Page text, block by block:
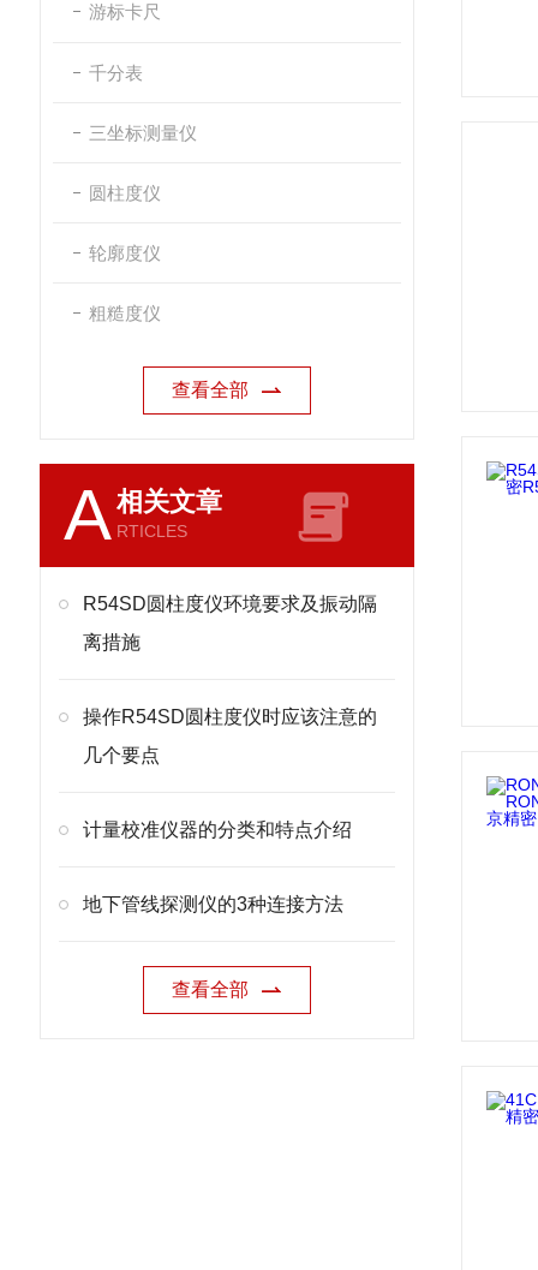
游标卡尺
千分表
三坐标测量仪
圆柱度仪
轮廓度仪
粗糙度仪
查看全部
A相关文章
RTICLES
R54SD圆柱度仪环境要求及振动隔
离措施
操作R54SD圆柱度仪时应该注意的
几个要点
计量校准仪器的分类和特点介绍
地下管线探测仪的3种连接方法
查看全部